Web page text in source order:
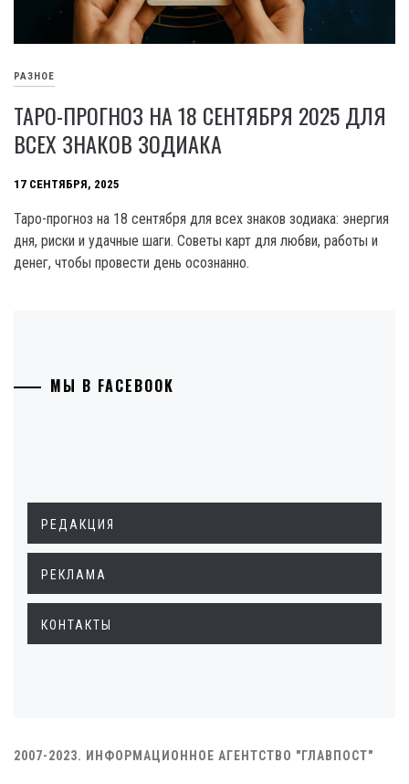
РАЗНОЕ
ТАРО-ПРОГНОЗ НА 18 СЕНТЯБРЯ 2025 ДЛЯ
ВСЕХ ЗНАКОВ ЗОДИАКА
17 СЕНТЯБРЯ, 2025
Таро-прогноз на 18 сентября для всех знаков зодиака: энергия
дня, риски и удачные шаги. Советы карт для любви, работы и
денег, чтобы провести день осознанно.
МЫ В FACEBOOK
РЕДАКЦИЯ
РЕКЛАМА
КОНТАКТЫ
2007-2023. ИНФОРМАЦИОННОЕ АГЕНТСТВО "ГЛАВПОСТ"